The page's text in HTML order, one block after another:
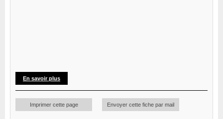
En savoir plus
Imprimer cette page Envoyer cette fiche par mail